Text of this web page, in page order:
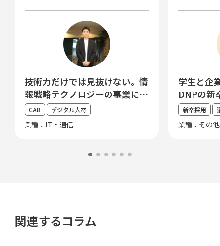
技術力だけでは見抜けない。情
報戦略テクノロジーの事業に貢
献する中途エンジニア採用改革
業種：IT・通信
CAB デジタル人材
学生と企
DNPの新
業種：その他
新卒採用
関連するコラム